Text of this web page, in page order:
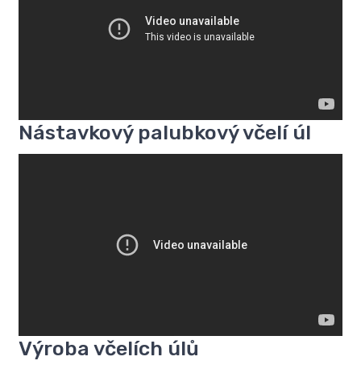
Nástavkový palubkový včelí úl
Výroba včelích úlů